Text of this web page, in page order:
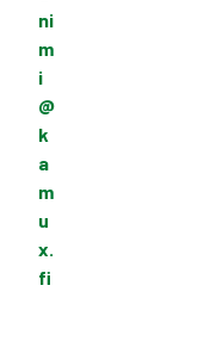
ni
m
i
@
k
a
m
u
x.
fi